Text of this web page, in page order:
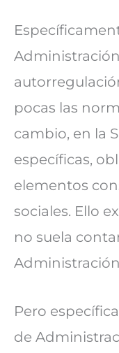
pocas las
cambio, en la
específicas,
elementos
sociales. Ello
no suela
Pero
de